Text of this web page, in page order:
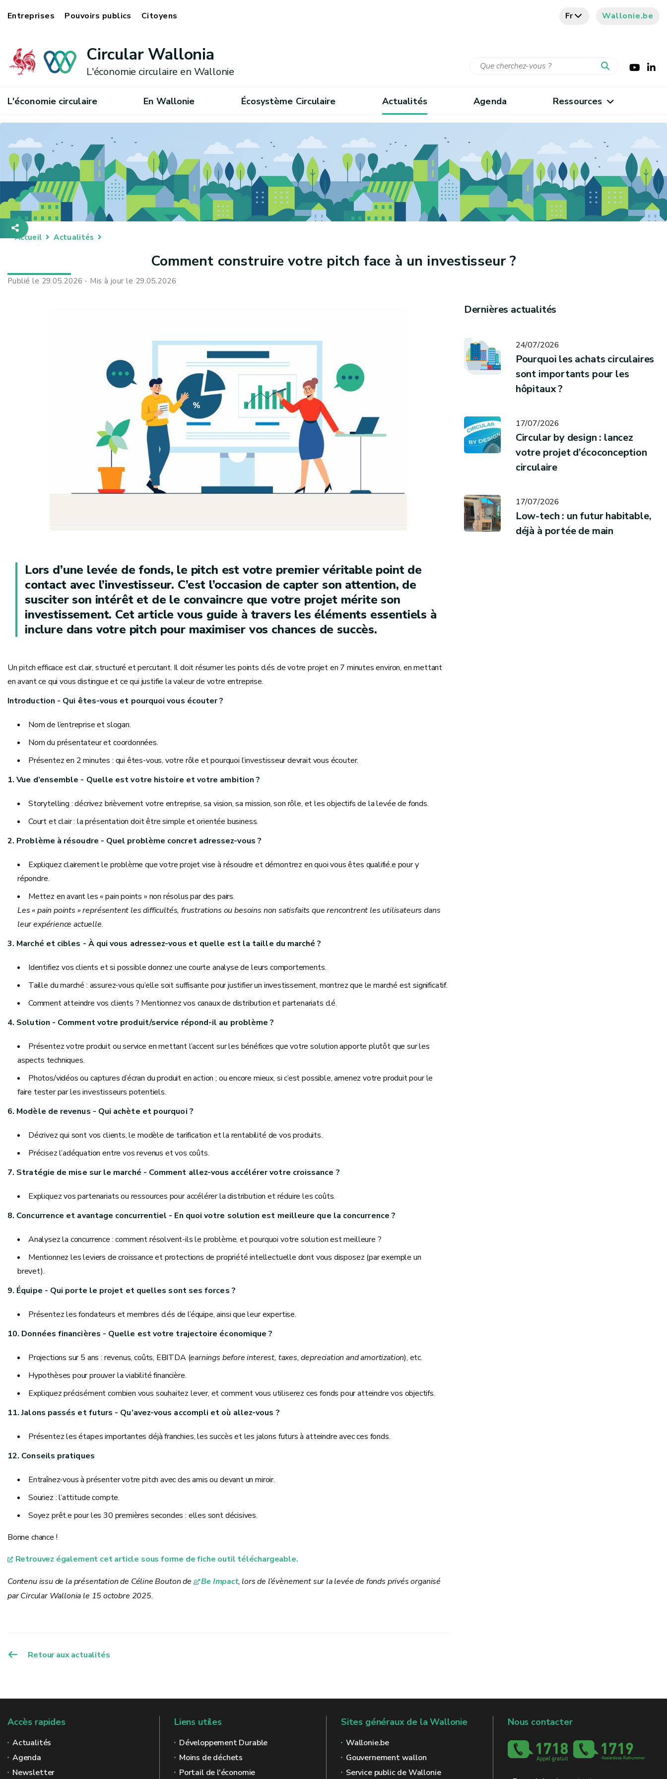
Entreprises Pouvoirs publics Citoyens Fr Wallonie.be
Circular Wallonia
L'économie circulaire en Wallonie
L'économie circulaire En Wallonie Écosystème Circulaire Actualités Agenda Ressources
Accueil Actualités
Comment construire votre pitch face à un investisseur ?
Publié le 29.05.2026 - Mis à jour le 29.05.2026
Lors d’une levée de fonds, le pitch est votre premier véritable point de
contact avec l’investisseur. C’est l’occasion de capter son attention, de
susciter son intérêt et de le convaincre que votre projet mérite son
investissement. Cet article vous guide à travers les éléments essentiels à
inclure dans votre pitch pour maximiser vos chances de succès.
Un pitch efficace est clair, structuré et percutant. Il doit résumer les points clés de votre projet en 7 minutes environ, en mettant
en avant ce qui vous distingue et ce qui justifie la valeur de votre entreprise.
Introduction - Qui êtes-vous et pourquoi vous écouter ?
Nom de l’entreprise et slogan.
Nom du présentateur et coordonnées.
Présentez en 2 minutes : qui êtes-vous, votre rôle et pourquoi l’investisseur devrait vous écouter.
1. Vue d’ensemble - Quelle est votre histoire et votre ambition ?
Storytelling : décrivez brièvement votre entreprise, sa vision, sa mission, son rôle, et les objectifs de la levée de fonds.
Court et clair : la présentation doit être simple et orientée business.
2. Problème à résoudre - Quel problème concret adressez-vous ?
Expliquez clairement le problème que votre projet vise à résoudre et démontrez en quoi vous êtes qualifié.e pour y
répondre.
Mettez en avant les « pain points » non résolus par des pairs.
Les « pain points » représentent les difficultés, frustrations ou besoins non satisfaits que rencontrent les utilisateurs dans
leur expérience actuelle.
3. Marché et cibles - À qui vous adressez-vous et quelle est la taille du marché ?
Identifiez vos clients et si possible donnez une courte analyse de leurs comportements.
Taille du marché : assurez-vous qu’elle soit suffisante pour justifier un investissement, montrez que le marché est significatif.
Comment atteindre vos clients ? Mentionnez vos canaux de distribution et partenariats clé.
4. Solution - Comment votre produit/service répond-il au problème ?
Présentez votre produit ou service en mettant l’accent sur les bénéfices que votre solution apporte plutôt que sur les
aspects techniques.
Photos/vidéos ou captures d’écran du produit en action ; ou encore mieux, si c’est possible, amenez votre produit pour le
faire tester par les investisseurs potentiels.
6. Modèle de revenus - Qui achète et pourquoi ?
Décrivez qui sont vos clients, le modèle de tarification et la rentabilité de vos produits.
Précisez l’adéquation entre vos revenus et vos coûts.
7. Stratégie de mise sur le marché - Comment allez-vous accélérer votre croissance ?
Expliquez vos partenariats ou ressources pour accélérer la distribution et réduire les coûts.
8. Concurrence et avantage concurrentiel - En quoi votre solution est meilleure que la concurrence ?
Analysez la concurrence : comment résolvent-ils le problème, et pourquoi votre solution est meilleure ?
Mentionnez les leviers de croissance et protections de propriété intellectuelle dont vous disposez (par exemple un
brevet).
9. Équipe - Qui porte le projet et quelles sont ses forces ?
Présentez les fondateurs et membres clés de l’équipe, ainsi que leur expertise.
10. Données financières - Quelle est votre trajectoire économique ?
Projections sur 5 ans : revenus, coûts, EBITDA (earnings before interest, taxes, depreciation and amortization), etc.
Hypothèses pour prouver la viabilité financière.
Expliquez précisément combien vous souhaitez lever, et comment vous utiliserez ces fonds pour atteindre vos objectifs.
11. Jalons passés et futurs - Qu’avez-vous accompli et où allez-vous ?
Présentez les étapes importantes déjà franchies, les succès et les jalons futurs à atteindre avec ces fonds.
12. Conseils pratiques
Entraînez-vous à présenter votre pitch avec des amis ou devant un miroir.
Souriez : l’attitude compte.
Soyez prêt.e pour les 30 premières secondes : elles sont décisives.
Bonne chance !
Retrouvez également cet article sous forme de fiche outil téléchargeable.
Contenu issu de la présentation de Céline Bouton de Be Impact, lors de l’évènement sur la levée de fonds privés organisé
par Circular Wallonia le 15 octobre 2025.
Retour aux actualités
Dernières actualités
24/07/2026
Pourquoi les achats circulaires
sont importants pour les
hôpitaux ?
17/07/2026
Circular by design : lancez
votre projet d’écoconception
circulaire
17/07/2026
Low-tech : un futur habitable,
déjà à portée de main
Accès rapides
Actualités
Agenda
Newsletter
Liens utiles
Développement Durable
Moins de déchets
Portail de l'économie
Sites généraux de la Wallonie
Wallonie.be
Gouvernement wallon
Service public de Wallonie
Nous contacter